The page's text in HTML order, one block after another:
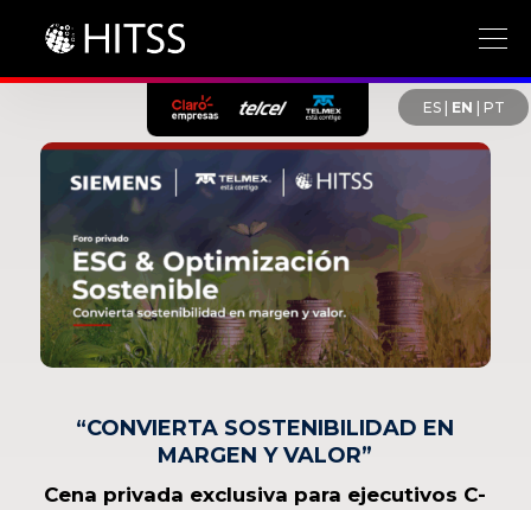
ES| EN PT
“CONVIERTA SOSTENIBILIDAD EN
MARGEN Y VALOR”
Cena privada exclusiva para ejecutivos C-